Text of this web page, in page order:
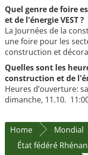
Quel genre de foire
et de l'énergie VEST ?
La Journées de la
une foire pour les
construction et
Quelles sont les
construction et de
Heures d’ouverture:
dimanche, 11.10.
Home Mondial
État fédéré